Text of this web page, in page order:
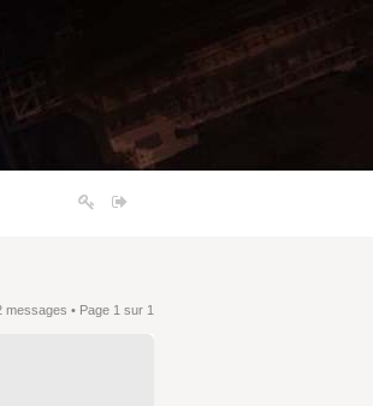
messages • Page 1 sur 1